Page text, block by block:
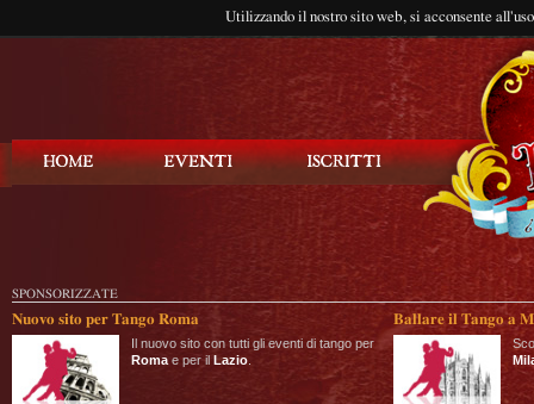
Utilizzando il nostro sito web, si acconsente
SPONSORIZZATE
Nuovo sito per Tango Roma
Il nuovo sito con tutti gli eventi di tango per
Roma e per il Lazio
Ballare il Tango a